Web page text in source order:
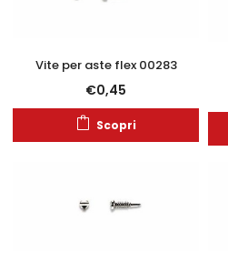
Vite per aste flex 00283
€0,45
Scopri